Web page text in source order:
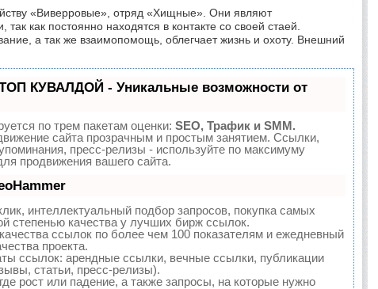
«Виверровые», отряд «Хищные». Они являют
как постоянно находятся в контакте со своей стаей.
а так же взаимопомощь, облегчает жизнь и охоту. Внешний
КУВАЛДОЙ - Уникальные возможности от
по трем пакетам оценки: SEO, Трафик и SMM.
сайта прозрачным и простым занятием. Ссылки,
пресс-релизы - используйте по максимуму
продвижения вашего сайта.
интеллектуальный подбор запросов, покупка самых
степенью качества у лучших бирж ссылок.
ссылок по более чем 100 показателям и ежедневный
проекта.
ссылок: арендные ссылки, вечные ссылки, публикации
статьи, пресс-релизы).
рост или падение, а также запросы, на которые нужно